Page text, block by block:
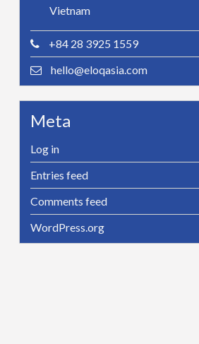
Vietnam
+84 28 3925 1559
hello@eloqasia.com
Meta
Log in
Entries feed
Comments feed
WordPress.org